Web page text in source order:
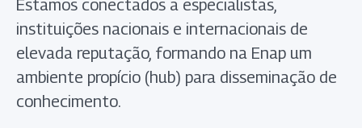
Estamos conectados a especialistas,
instituições nacionais e internacionais de
elevada reputação, formando na Enap um
ambiente propício (hub) para disseminação de
conhecimento.